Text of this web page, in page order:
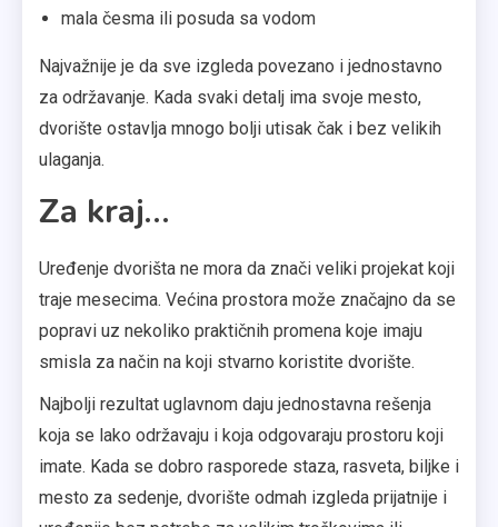
mala česma ili posuda sa vodom
Najvažnije je da sve izgleda povezano i jednostavno
za održavanje. Kada svaki detalj ima svoje mesto,
dvorište ostavlja mnogo bolji utisak čak i bez velikih
ulaganja.
Za kraj…
Uređenje dvorišta ne mora da znači veliki projekat koji
traje mesecima. Većina prostora može značajno da se
popravi uz nekoliko praktičnih promena koje imaju
smisla za način na koji stvarno koristite dvorište.
Najbolji rezultat uglavnom daju jednostavna rešenja
koja se lako održavaju i koja odgovaraju prostoru koji
imate. Kada se dobro rasporede staza, rasveta, biljke i
mesto za sedenje, dvorište odmah izgleda prijatnije i